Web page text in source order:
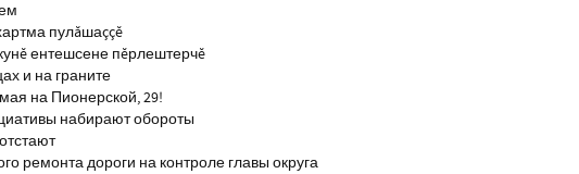
пулăшаççĕ
ентешсене пĕрлештерчĕ
и на граните
на Пионерской, 29!
набирают обороты
ремонта дороги на контроле главы округа